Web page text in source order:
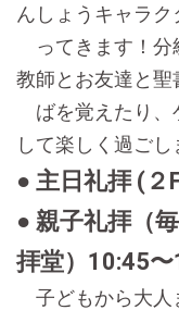
んしょうキャラ
ってきます！分
教師とお友達と
ばを覚えたり、
して楽しく過ごし
● 主日礼拝 (
● 親子礼拝（
拝堂）10:45
子どもから大人